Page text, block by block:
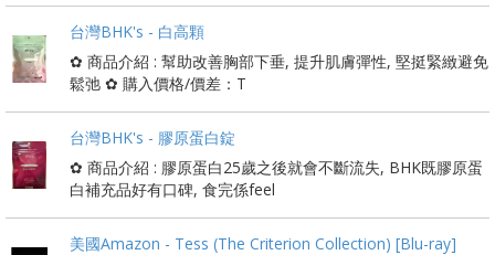
台灣BHK's - 白高顆
✿ 商品介紹 : 幫助改善胸部下垂, 提升肌膚彈性, 堅挺緊緻避免
鬆弛 ✿ 購入價格/價差：T
台灣BHK's - 膠原蛋白錠
✿ 商品介紹 : 膠原蛋白25歲之後就會不斷流失, BHK既膠原蛋
白補充品好有口碑, 食完係feel
美國Amazon - Tess (The Criterion Collection) [Blu-ray]